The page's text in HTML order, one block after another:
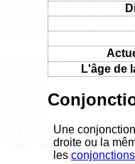
L'âge de
Une
droite ou la
les